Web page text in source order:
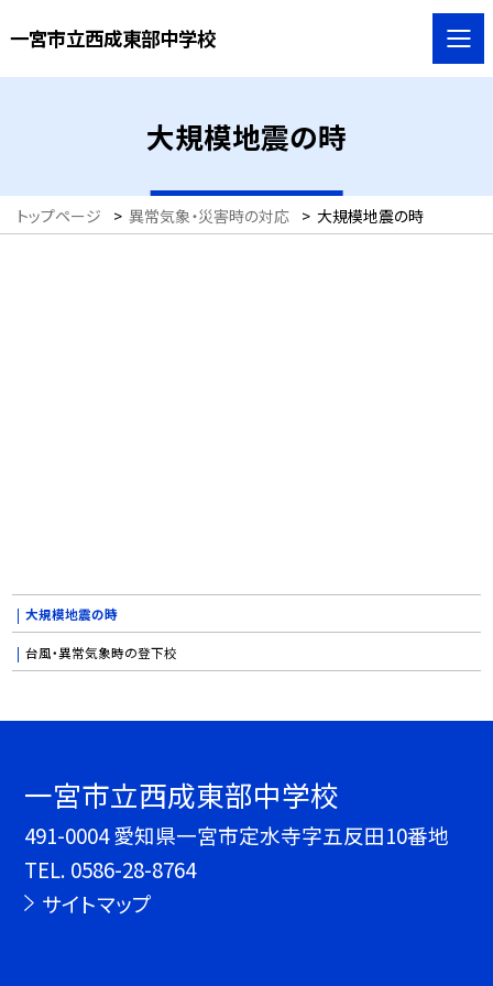
一宮市立西成東部中学校
大規模地震の時
トップページ > 異常気象・災害時の対応 > 大規模地震の時
大規模地震の時
台風・異常気象時の登下校
一宮市立西成東部中学校
491-0004 愛知県一宮市定水寺字五反田10番地
TEL. 0586-28-8764
サイトマップ